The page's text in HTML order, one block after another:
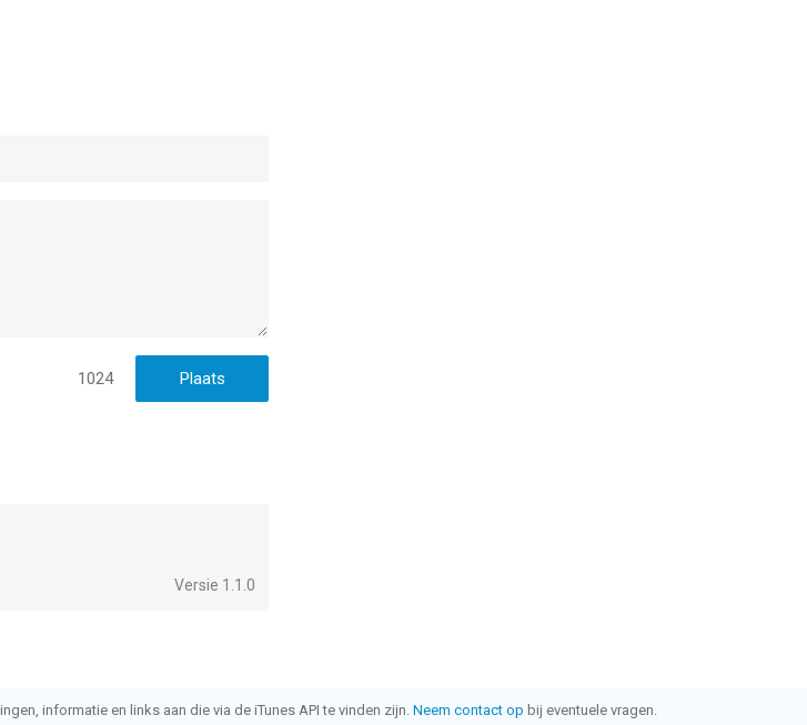
1024
Versie 1.1.0
informatie en links aan die via de iTunes API te vinden zijn. Neem contact op bij eventuele vragen.